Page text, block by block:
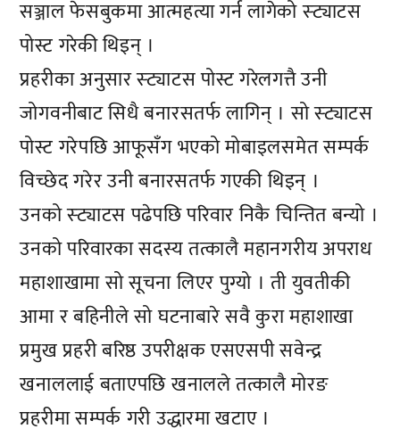
सञ्जाल फेसबुकमा आत्महत्या गर्न लागेको स्ट्याटस
पोस्ट गरेकी थिइन् ।
प्रहरीका अनुसार स्ट्याटस पोस्ट गरेलगत्तै उनी
जोगवनीबाट सिधै बनारसतर्फ लागिन् । सो स्ट्याटस
पोस्ट गरेपछि आफूसँग भएको मोबाइलसमेत सम्पर्क
विच्छेद गरेर उनी बनारसतर्फ गएकी थिइन् ।
उनको स्ट्याटस पढेपछि परिवार निकै चिन्तित बन्यो ।
उनको परिवारका सदस्य तत्कालै महानगरीय अपराध
महाशाखामा सो सूचना लिएर पुग्यो । ती युवतीकी
आमा र बहिनीले सो घटनाबारे सवै कुरा महाशाखा
प्रमुख प्रहरी बरिष्ठ उपरीक्षक एसएसपी सवेन्द्र
खनाललाई बताएपछि खनालले तत्कालै मोरङ
प्रहरीमा सम्पर्क गरी उद्धारमा खटाए ।